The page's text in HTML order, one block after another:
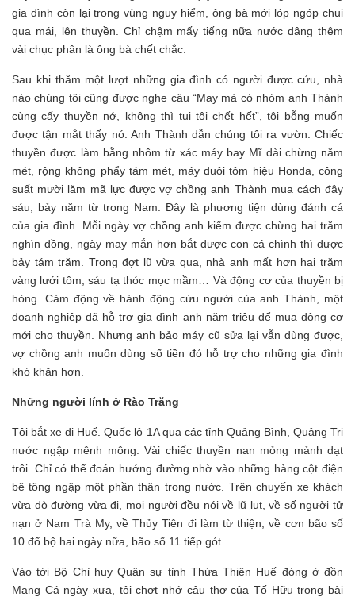
gia đình còn lại trong vùng nguy hiểm, ông bà mới lóp ngóp chui
qua mái, lên thuyền. Chỉ chậm mấy tiếng nữa nước dâng thêm
vài chục phân là ông bà chết chắc.
Sau khi thăm một lượt những gia đình có người được cứu, nhà
nào chúng tôi cũng được nghe câu “May mà có nhóm anh Thành
cùng cấy thuyền nớ, không thì tụi tôi chết hết”, tôi bỗng muốn
được tận mắt thấy nó. Anh Thành dẫn chúng tôi ra vườn. Chiếc
thuyền được làm bằng nhôm từ xác máy bay Mĩ dài chừng năm
mét, rộng không phẩy tám mét, máy đuôi tôm hiệu Honda, công
suất mười lăm mã lực được vợ chồng anh Thành mua cách đây
sáu, bảy năm từ trong Nam. Đây là phương tiện dùng đánh cá
của gia đình. Mỗi ngày vợ chồng anh kiếm được chừng hai trăm
nghìn đồng, ngày may mắn hơn bắt được con cá chình thì được
bảy tám trăm. Trong đợt lũ vừa qua, nhà anh mất hơn hai trăm
vàng lưới tôm, sáu tạ thóc mọc mầm… Và động cơ của thuyền bị
hỏng. Cảm động về hành động cứu người của anh Thành, một
doanh nghiệp đã hỗ trợ gia đình anh năm triệu để mua động cơ
mới cho thuyền. Nhưng anh bảo máy cũ sửa lại vẫn dùng được,
vợ chồng anh muốn dùng số tiền đó hỗ trợ cho những gia đình
khó khăn hơn.
Những người lính ở Rào Trăng
Tôi bắt xe đi Huế. Quốc lộ 1A qua các tỉnh Quảng Bình, Quảng Trị
nước ngập mênh mông. Vài chiếc thuyền nan mỏng mảnh dạt
trôi. Chỉ có thể đoán hướng đường nhờ vào những hàng cột điện
bê tông ngập một phần thân trong nước. Trên chuyến xe khách
vừa dò đường vừa đi, mọi người đều nói về lũ lụt, về số người tử
nạn ở Nam Trà My, về Thủy Tiên đi làm từ thiện, về cơn bão số
10 đổ bộ hai ngày nữa, bão số 11 tiếp gót…
Vào tới Bộ Chỉ huy Quân sự tỉnh Thừa Thiên Huế đóng ở đồn
Mang Cá ngày xưa, tôi chợt nhớ câu thơ của Tố Hữu trong bài